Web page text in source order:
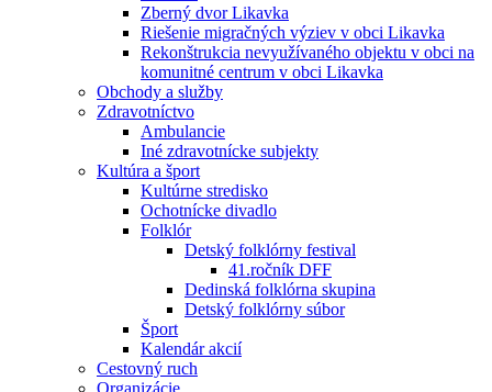
Zberný dvor Likavka
Riešenie migračných výziev v obci Likavka
Rekonštrukcia nevyužívaného objektu v obci na
komunitné centrum v obci Likavka
Obchody a služby
Zdravotníctvo
Ambulancie
Iné zdravotnícke subjekty
Kultúra a šport
Kultúrne stredisko
Ochotnícke divadlo
Folklór
Detský folklórny festival
41.ročník DFF
Dedinská folklórna skupina
Detský folklórny súbor
Šport
Kalendár akcií
Cestovný ruch
Organizácie